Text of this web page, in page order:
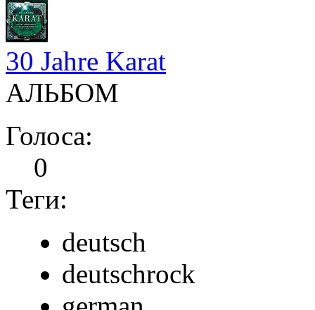
30 Jahre Karat
АЛЬБОМ
Голоса:
0
Теги:
deutsch
deutschrock